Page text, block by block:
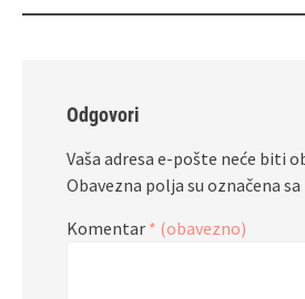
Odgovori
Vaša adresa e-pošte neće biti
Obavezna polja su označena sa
Komentar * (obavezno)